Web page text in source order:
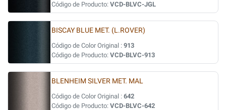
Código de Producto: VCD-BLVC-JGL
BISCAY BLUE MET. (L.ROVER)
Código de Color Original : 913
Código de Producto: VCD-BLVC-913
BLENHEIM SILVER MET. MAL
Código de Color Original : 642
Código de Producto: VCD-BLVC-642